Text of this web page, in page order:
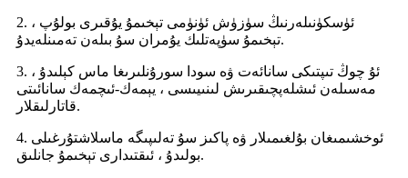
2. ئۈسكۈنىلەرنىڭ سۈزۈش ئۈنۈمى تېخىمۇ يۇقىرى بولۇپ ،
تېخىمۇ سۈپەتلىك يۇمران سۇ بىلەن تەمىنلەيدۇ.
3. ئۇ چوڭ تىپتىكى سانائەت ۋە سودا سورۇنلىرىغا ماس كېلىدۇ ،
مەسىلەن ئىشلەپچىقىرىش لىنىيىسى ، يېمەك-ئىچمەك سانائىتى
قاتارلىقلار.
4. ئوخشىمىغان بۇلغىمىلار ۋە پاكىز سۇ تەلىپىگە ماسلاشتۇرغىلى
بولىدۇ ، ئىقتىدارى تېخىمۇ جانلىق.